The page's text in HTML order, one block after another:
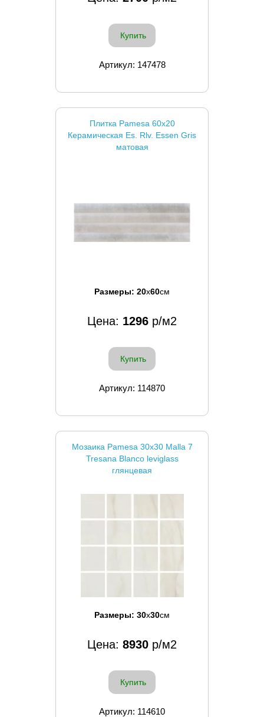
Купить
Артикул: 147478
Плитка Pamesa 60x20
Керамическая Es. Rlv. Essen Gris
матовая
Размеры: 20x60см
Цена: 1296 р/м2
Купить
Артикул: 114870
Мозаика Pamesa 30x30 Malla 7
Tresana Blanco leviglass
глянцевая
Размеры: 30x30см
Цена: 8930 р/м2
Купить
Артикул: 114610